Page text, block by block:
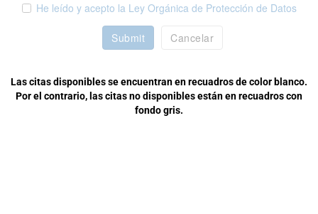
He leído y acepto la Ley Orgánica de Protección de Datos
Submit Cancelar
Las citas disponibles se encuentran en recuadros de color blanco.
Por el contrario, las citas no disponibles están en recuadros con
fondo gris.